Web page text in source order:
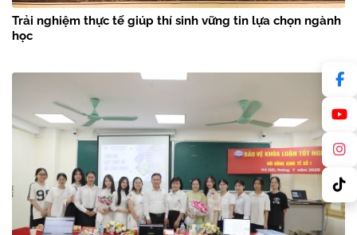
Trải nghiệm thực tế giúp thí sinh vững tin lựa chọn ngành
học